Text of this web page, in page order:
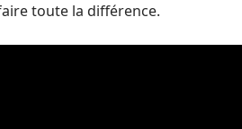
toute la différence.